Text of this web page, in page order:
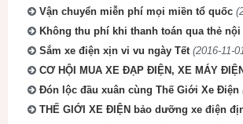
Vận chuyển miễn phí mọi miền tổ quốc
Không thu phí khi thanh toán qua thẻ
Sắm xe điện xịn vi vu ngày Tết (2016-11-
CƠ HỘI MUA XE ĐẠP ĐIỆN, XE MÁY
Đón lộc đầu xuân cùng Thế Giới Xe Điện
THẾ GIỚI XE ĐIỆN bảo dưỡng xe điện